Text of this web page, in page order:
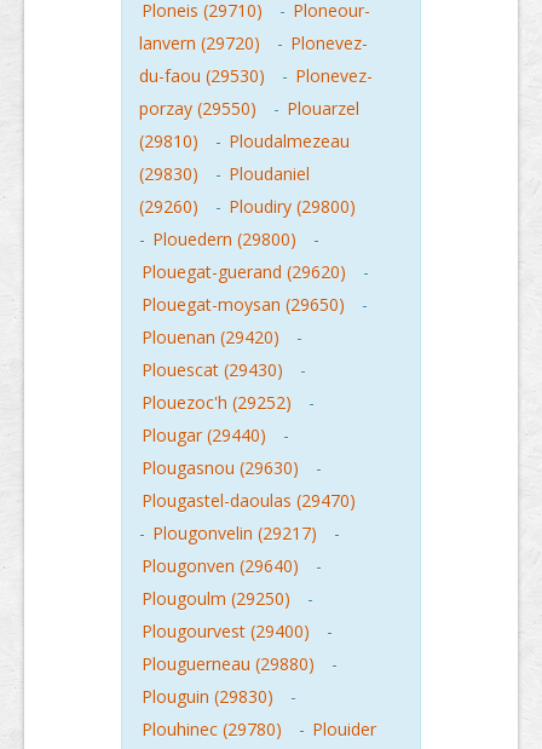
Ploneis (29710) - Ploneour-
lanvern (29720)
- Plonevez-
du-faou (29530)
- Plonevez-
porzay (29550)
- Plouarzel
(29810)
- Ploudalmezeau
(29830)
- Ploudaniel
(29260)
- Ploudiry (29800)
- Plouedern (29800)
-
Plouegat-guerand (29620)
-
Plouegat-moysan (29650)
-
Plouenan (29420)
-
Plouescat (29430)
-
Plouezoc'h (29252)
-
Plougar (29440)
-
Plougasnou (29630)
-
Plougastel-daoulas (29470)
- Plougonvelin (29217)
-
Plougonven (29640)
-
Plougoulm (29250)
-
Plougourvest (29400)
-
Plouguerneau (29880)
-
Plouguin (29830)
-
Plouhinec (29780)
- Plouider